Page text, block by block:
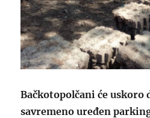
Bačkotopolčani će uskoro
savremeno uređen